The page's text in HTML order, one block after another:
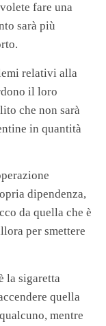
fare una
sarà più
relativi alla
il loro
che non sarà
in quantità
dipendenza,
da quella che è
per smettere
la sigaretta
quella
mentre